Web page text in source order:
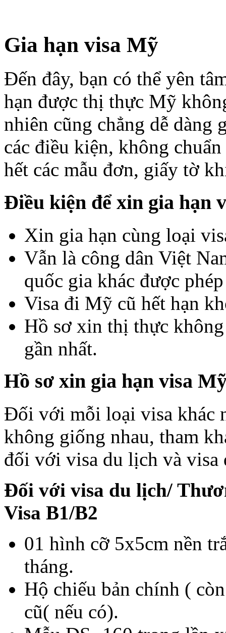
Gia hạn visa Mỹ
Đến đây, bạn có thể yên
hạn được thị thực Mỹ
nhiên cũng chẳng dễ dàng
các điều kiện, không
hết các mẫu đơn, giấy tờ
Điều kiện để xin gia hạn
Xin gia hạn cùng loại
Vẫn là công dân Việt
quốc gia khác được
Visa đi Mỹ cũ hết hạn
Hồ sơ xin thị thực
gần nhất.
Hồ sơ xin gia hạn visa
Đối với mỗi loại visa khác
không giống nhau, tham
đối với visa du lịch và visa
Đối với visa du lịch/
Visa B1/B2
01 hình cỡ 5x5cm nền
tháng.
Hộ chiếu bản chính (
cũ( nếu có).